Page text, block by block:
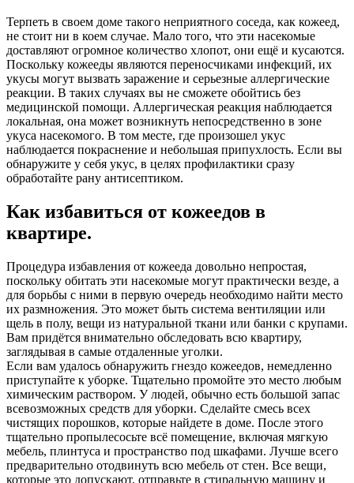
Терпеть в своем доме такого неприятного соседа, как кожеед,
не стоит ни в коем случае. Мало того, что эти насекомые
доставляют огромное количество хлопот, они ещё и кусаются.
Поскольку кожееды являются переносчиками инфекций, их
укусы могут вызвать заражение и серьезные аллергические
реакции. В таких случаях вы не сможете обойтись без
медицинской помощи. Аллергическая реакция наблюдается
локальная, она может возникнуть непосредственно в зоне
укуса насекомого. В том месте, где произошел укус
наблюдается покраснение и небольшая припухлость. Если вы
обнаружите у себя укус, в целях профилактики сразу
обработайте рану антисептиком.
Как избавиться от кожеедов в
квартире.
Процедура избавления от кожееда довольно непростая,
поскольку обитать эти насекомые могут практически везде, а
для борьбы с ними в первую очередь необходимо найти место
их размножения. Это может быть система вентиляции или
щель в полу, вещи из натуральной ткани или банки с крупами.
Вам придётся внимательно обследовать всю квартиру,
заглядывая в самые отдаленные уголки.
Если вам удалось обнаружить гнездо кожеедов, немедленно
приступайте к уборке. Тщательно промойте это место любым
химическим раствором. У людей, обычно есть большой запас
всевозможных средств для уборки. Сделайте смесь всех
чистящих порошков, которые найдете в доме. После этого
тщательно пропылесосьте всё помещение, включая мягкую
мебель, плинтуса и пространство под шкафами. Лучше всего
предварительно отодвинуть всю мебель от стен. Все вещи,
которые это допускают, отправьте в стиральную машину и